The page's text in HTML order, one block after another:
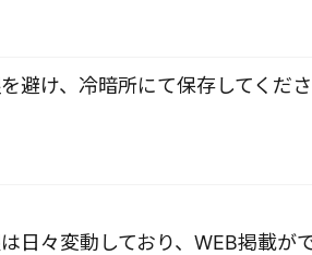
避け、冷暗所にて保存してくださ
日々変動しており、WEB掲載が